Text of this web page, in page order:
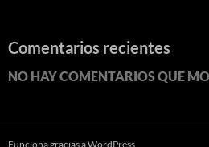
Comentarios recientes
NO HAY COMENTARIOS QUE
Funciona gracias a WordPress